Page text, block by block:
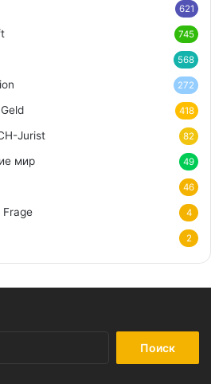
621
745
568
272
418
Jurist 82
мир 49
46
4
2